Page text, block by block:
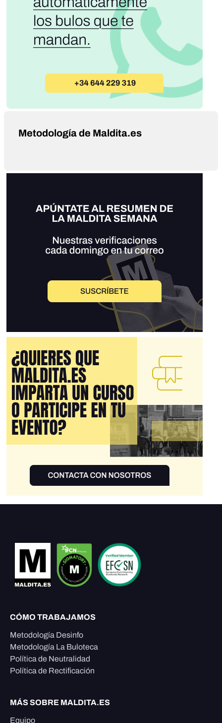
Metodología de Maldita.es
CÓMO TRABAJAMOS
Metodología Desinfo
Metodología La Buloteca
Política de Neutralidad
Política de Rectificación
MÁS SOBRE MALDITA.ES
Equipo